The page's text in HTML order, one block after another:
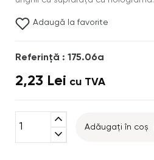
Adaugă la favorite
Referinţă : 175.06a
2,23 Lei cu TVA
expand_less
expand_more
Adăugați în coș